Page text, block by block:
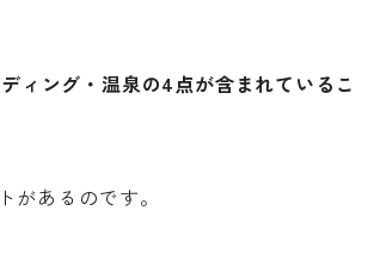
ィング・温泉の4点が含まれているこ
あるのです。